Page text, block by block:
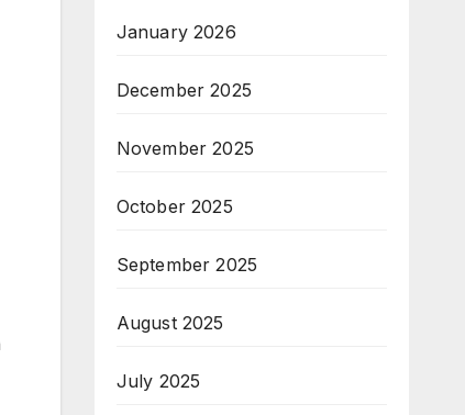
January 2026
December 2025
November 2025
October 2025
September 2025
August 2025
July 2025